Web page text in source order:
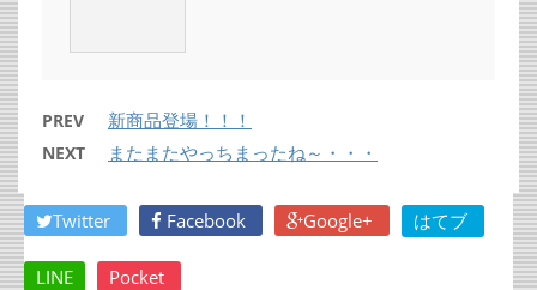
PREV 新商品登場！！！
NEXT またまたやっちまったね～・・・
Twitter Facebook Google+ はてブ
LINE Pocket